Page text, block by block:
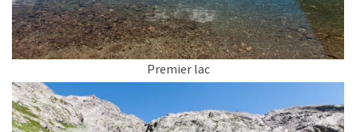
Premier lac